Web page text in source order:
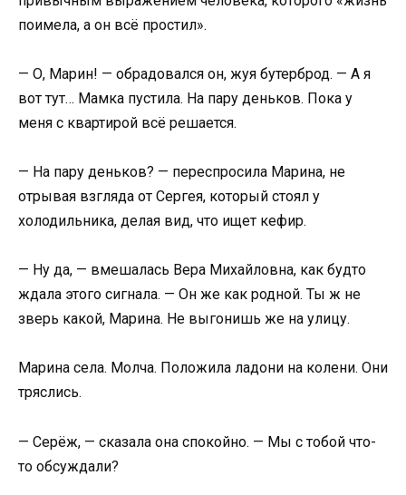
поимела, а он всё простил».
— О, Марин! — обрадовался он, жуя бутерброд. — А я
вот тут… Мамка пустила. На пару деньков. Пока у
меня с квартирой всё решается.
— На пару деньков? — переспросила Марина, не
отрывая взгляда от Сергея, который стоял у
холодильника, делая вид, что ищет кефир.
— Ну да, — вмешалась Вера Михайловна, как будто
ждала этого сигнала. — Он же как родной. Ты ж не
зверь какой, Марина. Не выгонишь же на улицу.
Марина села. Молча. Положила ладони на колени. Они
тряслись.
— Серёж, — сказала она спокойно. — Мы с тобой что-
то обсуждали?